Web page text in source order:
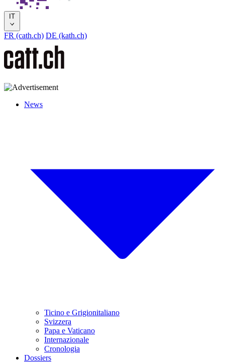
IT
FR (cath.ch) DE (kath.ch)
News
Ticino e Grigionitaliano
Svizzera
Papa e Vaticano
Internazionale
Cronologia
Dossiers